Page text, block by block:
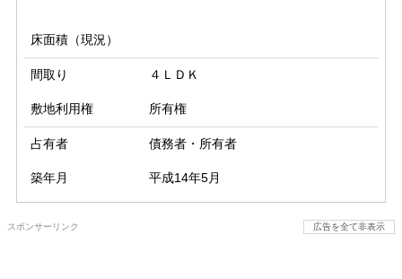
床面積（現況）
間取り ４ＬＤＫ
敷地利用権 所有権
占有者 債務者・所有者
築年月 平成14年5月
スポンサーリンク 広告を全て非表示